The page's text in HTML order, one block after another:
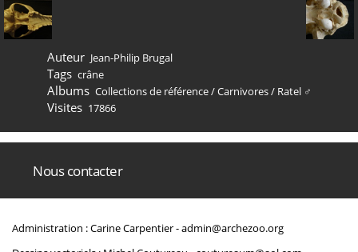
Auteur Jean-Philip Brugal
Tags crâne
Albums Collections de référence/Carnivores/ Ratel ♂
Visites 17866
Nous contacter
Administration : Carine Carpentier -admin@archezoo.org